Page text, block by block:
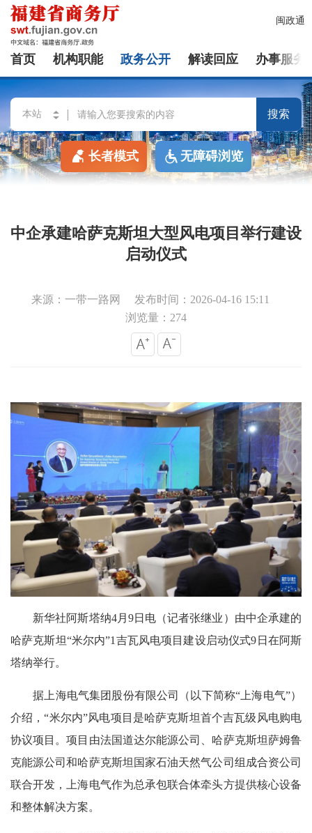
闽政通
首页 机构职能 政务公开 解读回应 办事服务
搜索
长者模式 无障碍浏览
中企承建哈萨克斯坦大型风电项目举行建设
启动仪式
来源：一带一路网
发布时间：2026-04-16 15:11
浏览量：274
新华社阿斯塔纳4月9日电（记者张继业）由中企承建的
哈萨克斯坦“米尔内”1吉瓦风电项目建设启动仪式9日在阿斯
塔纳举行。
据上海电气集团股份有限公司（以下简称“上海电气”）
介绍，“米尔内”风电项目是哈萨克斯坦首个吉瓦级风电购电
协议项目。项目由法国道达尔能源公司、哈萨克斯坦萨姆鲁
克能源公司和哈萨克斯坦国家石油天然气公司组成合资公司
联合开发，上海电气作为总承包联合体牵头方提供核心设备
和整体解决方案。